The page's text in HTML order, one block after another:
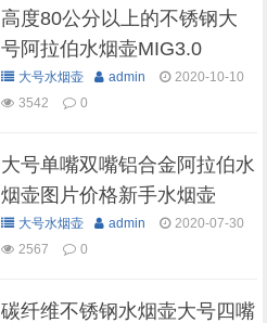
高度80公分以上的不锈钢大
号阿拉伯水烟壶MIG3.0
大号水烟壶 admin
2020-10-10
3542
0
大号单嘴双嘴铝合金阿拉伯水
烟壶图片价格新手水烟壶
大号水烟壶 admin
2020-07-30
2567
0
碳纤维不锈钢水烟壶大号四嘴